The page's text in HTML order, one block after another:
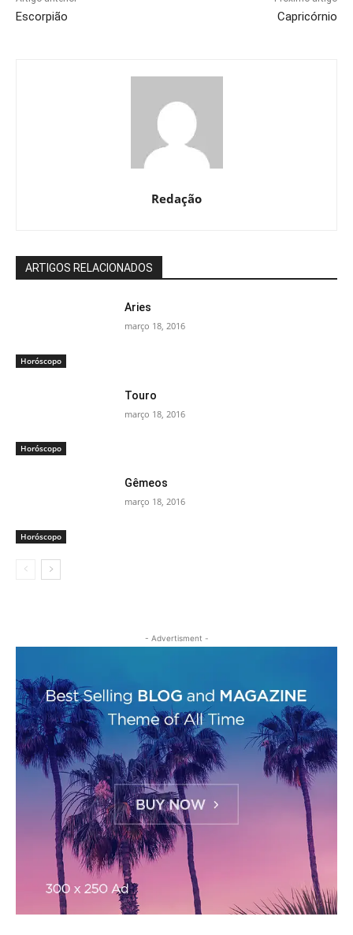
Escorpião Capricórnio
Redação
ARTIGOS RELACIONADOS
Horóscopo
Aries
março 18, 2016
Horóscopo
Touro
março 18, 2016
Horóscopo
Gêmeos
março 18, 2016
- Advertisment -